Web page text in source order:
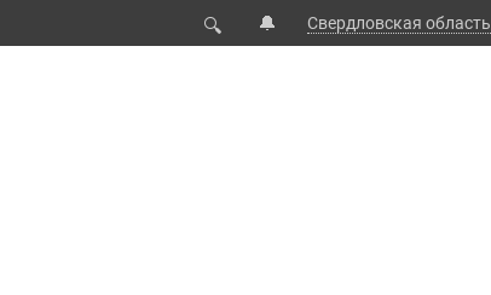
🔍 🔔 Свердловская область